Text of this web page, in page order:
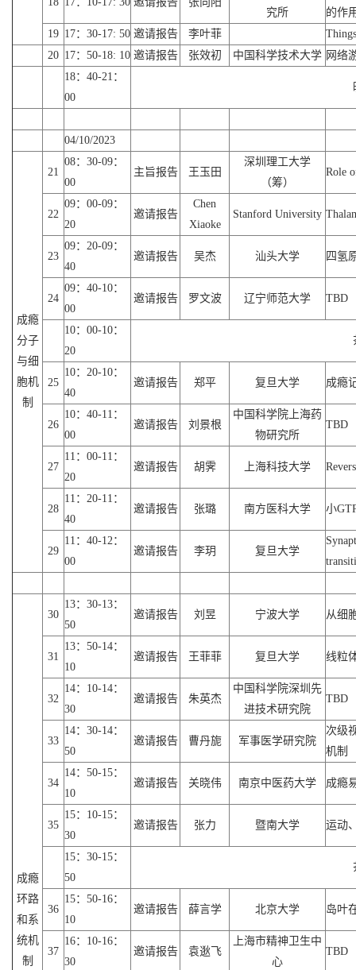
究所
的作
19 17：30-17: 50 邀请报告 李叶菲
20 17：50-18: 10 邀请报告 张效初 中国科学技术大学 网络
18：40-21：
00
04/10/2023
成瘾
分子
与细
胞机
制
21
08：30-09：
00
主旨报告 王玉田
深圳理工大学
（筹）
Role
22
09：00-09：
20
邀请报告
Chen
Xiaoke
Stanford University
23
09：20-09：
40
邀请报告 吴杰 汕头大学 四氢
24
09：40-10：
00
邀请报告 罗文波 辽宁师范大学 TBD
10：00-10：
20
25
10：20-10：
40
邀请报告 郑平 复旦大学 成瘾
26
10：40-11：
00
邀请报告 刘景根
中国科学院上海药
物研究所
TBD
27
11：00-11：
20
邀请报告 胡霁 上海科技大学
28
11：20-11：
40
邀请报告 张璐 南方医科大学 小
29
11：40-12：
00
邀请报告 李玥 复旦大学
成瘾
环路
和系
统机
制
30
13：30-13：
50
邀请报告 刘昱 宁波大学 从细
31
13：50-14：
10
邀请报告 王菲菲 复旦大学 线粒
32
14：10-14：
30
邀请报告 朱英杰
中国科学院深圳先
进技术研究院
TBD
33
14：30-14：
50
邀请报告 曹丹旎 军事医学研究院
次级
机制
34
14：50-15：
10
邀请报告 关晓伟 南京中医药大学 成瘾
35
15：10-15：
30
邀请报告 张力 暨南大学 运动
15：30-15：
50
36
15：50-16：
10
邀请报告 薛言学 北京大学 岛叶
37
16：10-16：
30
邀请报告 袁逖飞
上海市精神卫生中
心
TBD